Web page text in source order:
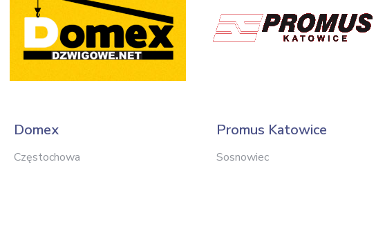
Domex
Częstochowa
Promus Katowice
Sosnowiec